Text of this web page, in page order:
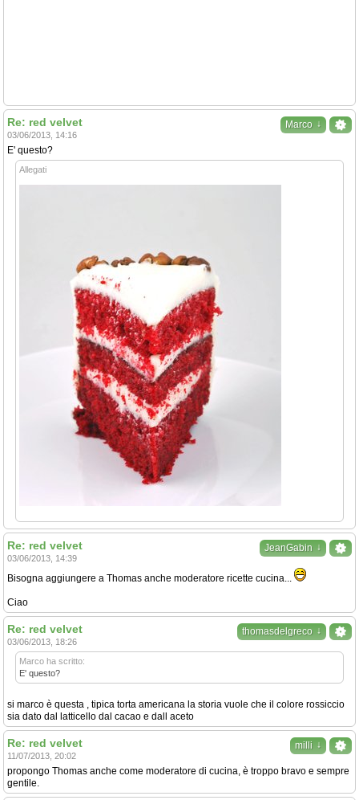
Marco ↓
Re: red velvet
03/06/2013, 14:16
E' questo?
Allegati
JeanGabin ↓
Re: red velvet
03/06/2013, 14:39
Bisogna aggiungere a Thomas anche moderatore ricette cucina...
Ciao
thomasdelgreco ↓
Re: red velvet
03/06/2013, 18:26
Marco ha scritto:
E' questo?
si marco è questa , tipica torta americana la storia vuole che il colore rossiccio
sia dato dal latticello dal cacao e dall aceto
milli ↓
Re: red velvet
11/07/2013, 20:02
propongo Thomas anche come moderatore di cucina, è troppo bravo e sempre
gentile.